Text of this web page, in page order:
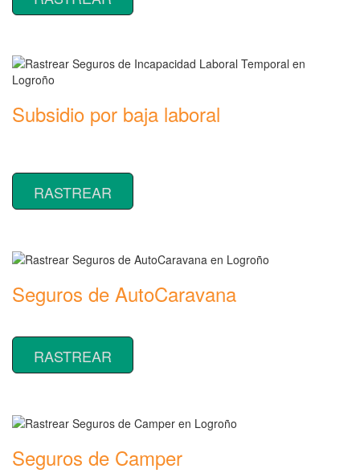
Subsidio por baja laboral
RASTREAR
Seguros de AutoCaravana
RASTREAR
Seguros de Camper